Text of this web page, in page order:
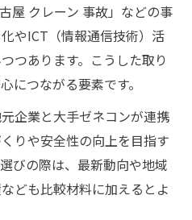
屋 クレーン 事故」などの事
やICT（情報通信技術）活
つあります。こうした取り
につながる要素です。
企業と大手ゼネコンが連携
りや安全性の向上を目指す
びの際は、最新動向や地域
ども比較材料に加えるとよ